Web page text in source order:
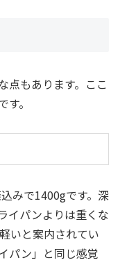
点もあります。ここ
。
みで1400gです。深
イパンよりは重くな
いと案内されてい
パン」と同じ感覚